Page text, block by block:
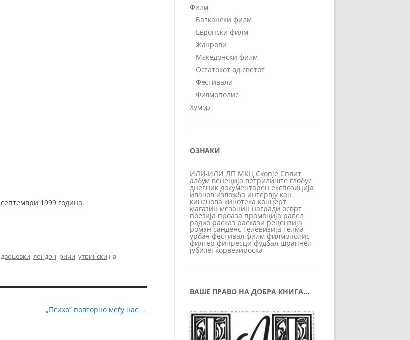
1999 година.
двоцевки,лондон, ричи,утрински на
„Психо“ повторно меѓу нас →
Филм
Балкански филм
Европски филм
Жанрови
Македонски филм
Остатокот од светот
Фестивали
Филмополис
Хумор
ОЗНАКИ
ИЛИ-ИЛИ ЛП МКЦ Скопје Сплит
албум венеција ветрилиште глобус
дневник документарен експозиција
иванов изложба интервју кан
киненова кинотека концерт
магазин мезанин награди осврт
поезија проаза промоција равел
радио расказ раскази рецензија
роман санденс телевизија телма
урбан фестивал филм филмополис
филтер фипресци фудбал шрапнел
јубилеј ќорвезироска
ВАШЕ ПРАВО НА ДОБРА КНИГА…